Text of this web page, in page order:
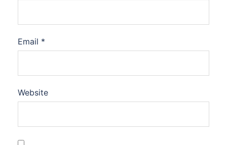
Email *
Website